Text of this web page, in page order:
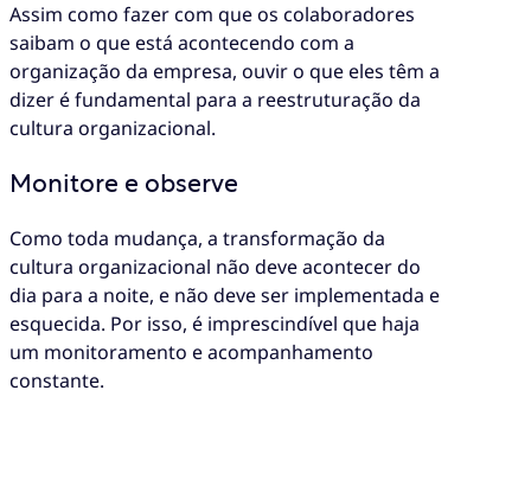
Assim como fazer com que os colaboradores
saibam o que está acontecendo com a
organização da empresa, ouvir o que eles têm a
dizer é fundamental para a reestruturação da
cultura organizacional.
Monitore e observe
Como toda mudança, a transformação da
cultura organizacional não deve acontecer do
dia para a noite, e não deve ser implementada e
esquecida. Por isso, é imprescindível que haja
um monitoramento e acompanhamento
constante.